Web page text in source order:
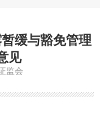
缓与豁免管理
见
监会